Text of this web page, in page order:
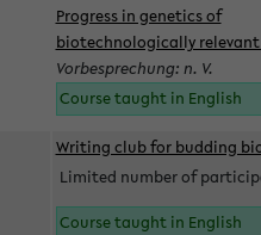
Progress in genetics of
biotechnologically
Vorbesprechung: n. V.
Course taught in English
Writing club for budding
Limited number of
Course taught in English